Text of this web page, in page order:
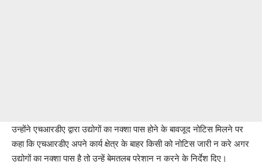
उन्होंने एचआरडीए द्वारा उद्योगों का नक्शा पास होने के बावजूद नोटिस मिलने पर
कहा कि एचआरडीए अपने कार्य क्षेत्र के बाहर किसी को नोटिस जारी न करे अगर
उद्योगों का नक्शा पास है तो उन्हें बेमतलब परेशान न करने के निर्देश दिए।